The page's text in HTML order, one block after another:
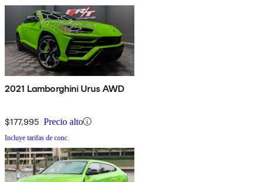
2021 Lamborghini Urus AWD
$177,995 Precio alto
Incluye tarifas de conc.